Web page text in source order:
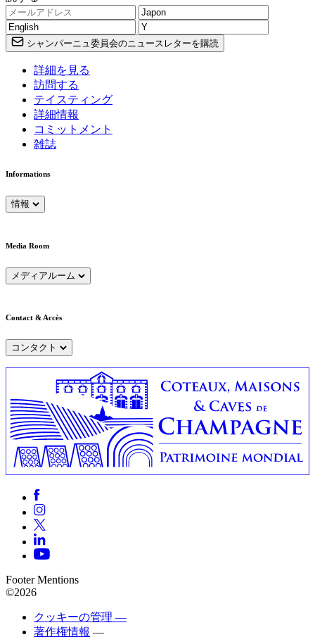
シャンパーニュ委員会のニュースレターを購読
詳細を見る
訪問する
テイスティング
詳細情報
コミットメント
雑誌
Informations
情報
Media Room
メディアルーム
Contact & Accès
コンタクト
Footer Mentions
©2026
クッキーの管理 —
著作権情報 —